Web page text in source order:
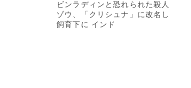
ビンラディンと恐れられた殺人
ゾウ、「クリシュナ」に改名し
飼育下に インド